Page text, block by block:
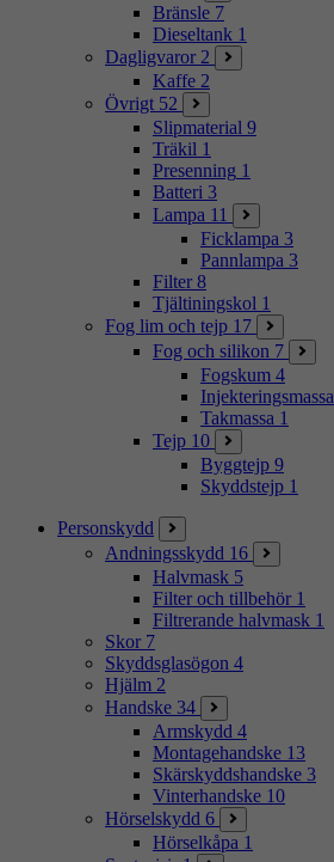
Bränsle 7
Dieseltank 1
Dagligvaror 2
Kaffe 2
Övrigt 52
Slipmaterial 9
Träkil 1
Presenning 1
Batteri 3
Lampa 11
Ficklampa 3
Pannlampa 3
Filter 8
Tjältiningskol 1
Fog lim och tejp 17
Fog och silikon 7
Fogskum 4
Injekteringsmassa
Takmassa 1
Tejp 10
Byggtejp 9
Skyddstejp 1
Personskydd
Andningsskydd 16
Halvmask 5
Filter och tillbehör 1
Filtrerande halvmask 1
Skor 7
Skyddsglasögon 4
Hjälm 2
Handske 34
Armskydd 4
Montagehandske 13
Skärskyddshandske 3
Vinterhandske 10
Hörselskydd 6
Hörselkåpa 1